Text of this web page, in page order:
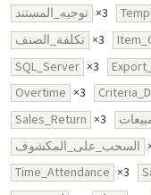
توجيه_المستند ×3
تكلفة_الصنف ×3
SQL_Server ×3
Overtime ×3
Sales_Return ×3
السحب_على_المكشوف
Time_Attendance ×3